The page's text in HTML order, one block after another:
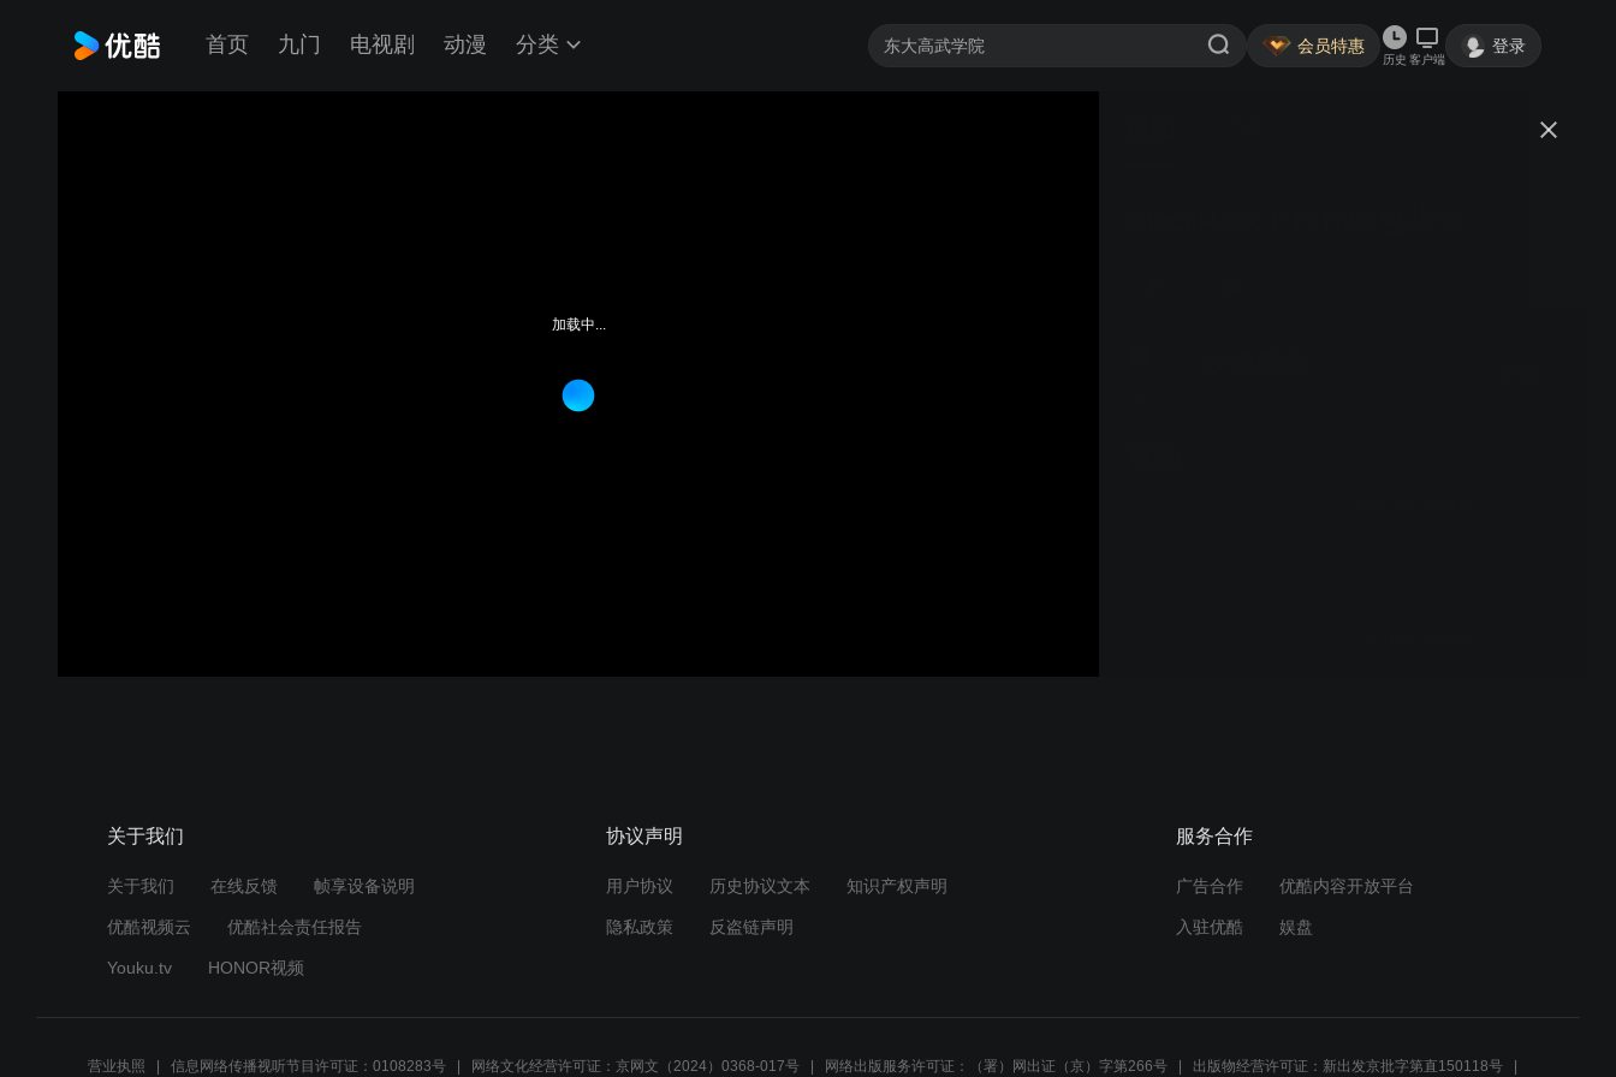
首页 九门 电视剧 动漫 分类 会员特惠
历史 客户端
登录
加载中...
关于我们
关于我们 在线反馈 帧享设备说明
优酷视频云 优酷社会责任报告
Youku.tv HONOR视频
协议声明
用户协议 历史协议文本 知识产权声明
隐私政策 反盗链声明
服务合作
广告合作 优酷内容开放平台
入驻优酷 娱盘
营业执照 信息网络传播视听节目许可证：0108283号 网络文化经营许可证：京网文（2024）0368-017号 网络出版服务许可证：（署）网出证（京）字第266号 出版物经营许可证：新出发京批字第直150118号